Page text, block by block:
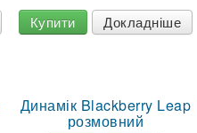
Купити Докладніше
Динамік Blackberry Leap
розмовний